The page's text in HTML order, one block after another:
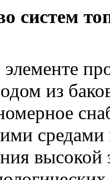
систем
из